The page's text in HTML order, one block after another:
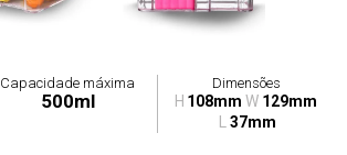
Capacidade máxima
500ml
Dimensões
H 108mm W 129mm
37mm